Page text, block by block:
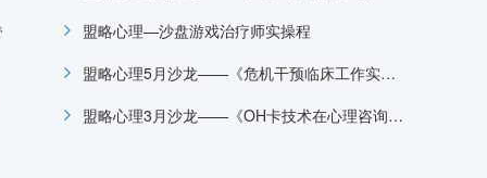
盟略心理—沙盘游戏治疗师实操程
盟略心理5月沙龙——《危机干预临床工作实务培训项目》
盟略心理3月沙龙——《OH卡技术在心理咨询中的应用》